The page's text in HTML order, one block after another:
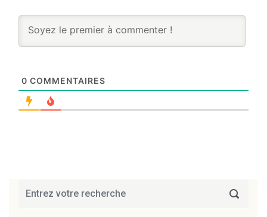
0 COMMENTAIRES